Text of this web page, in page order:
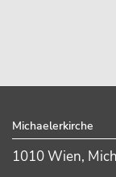
Michaelerkirche
1010 Wien,